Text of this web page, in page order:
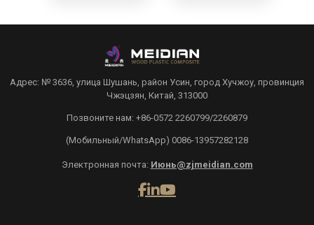
Адрес: № 3636, улица Шушань, район Усин, город Хучжоу, провинция
Чжэцзян, Китай, 313000
Позвоните нам: +86-0572 2260799/2260879
(Мобильный/WhatsApp) 0086-13957282128
Электронная почта: Июнь@zjmeidian.com